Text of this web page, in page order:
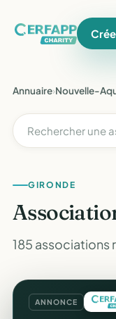
Annuaire›Nouvelle-
GIRONDE
185 associations
ANNONCE